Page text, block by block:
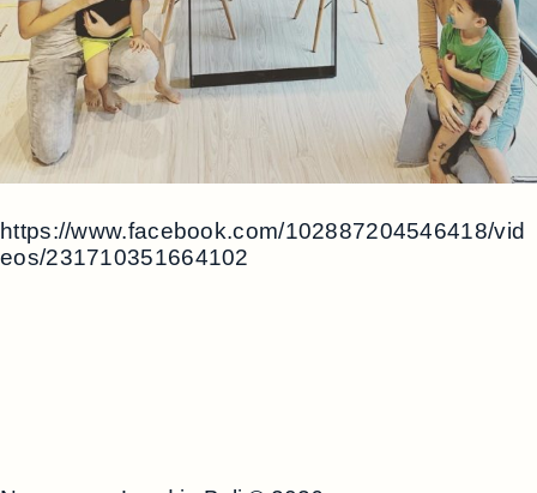
https://www.facebook.com/102887204546418/vid
eos/231710351664102